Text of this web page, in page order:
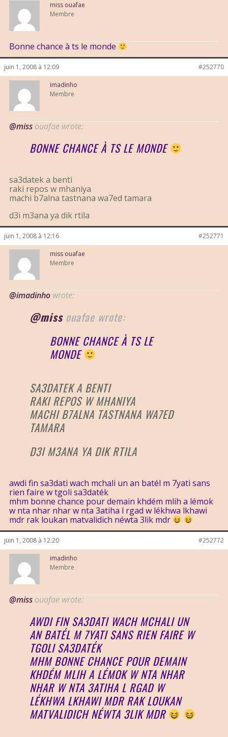
miss ouafae
Membre
Bonne chance à ts le monde
juin 1, 2008 à 12:09 #252770
imadinho
Membre
@miss ouafae wrote:
BONNE CHANCE À TS LE MONDE
sa3datek a benti
raki repos w mhaniya
machi b7alna tastnana wa7ed tamara
d3i m3ana ya dik rtila
juin 1, 2008 à 12:16 #252771
miss ouafae
Membre
@imadinho wrote:
@missouafae wrote:
BONNE CHANCE À TS LE
MONDE
SA3DATEK A BENTI
RAKI REPOS W MHANIYA
MACHI B7ALNA TASTNANA WA7ED
TAMARA
D3I M3ANA YA DIK RTILA
awdi fin sa3dati wach mchali un an batél m 7yati sans
rien faire w tgoli sa3daték
mhm bonne chance pour demain khdém mlih a lémok
w nta nhar nhar w nta 3atiha l rgad w lékhwa lkhawi
mdr rak loukan matvalidich néwta 3lik mdr
juin 1, 2008 à 12:20 #252772
imadinho
Membre
@miss ouafae wrote:
AWDI FIN SA3DATI WACH MCHALI UN
AN BATÉL M 7YATI SANS RIEN FAIRE W
TGOLI SA3DATÉK
MHM BONNE CHANCE POUR DEMAIN
KHDÉM MLIH A LÉMOK W NTA NHAR
NHAR W NTA 3ATIHA L RGAD W
LÉKHWA LKHAWI MDR RAK LOUKAN
MATVALIDICH NÉWTA 3LIK MDR